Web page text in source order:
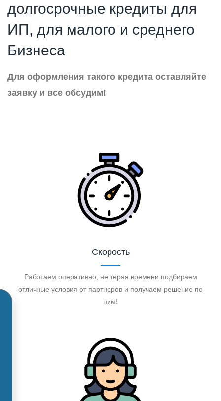
долгосрочные кредиты для
ИП, для малого и среднего
Бизнеса
Для оформления такого кредита оставляйте
заявку и все обсудим!
Скорость
Работаем оперативно, не теряя времени подбираем
отличные условия от партнеров и получаем решение по
ним!